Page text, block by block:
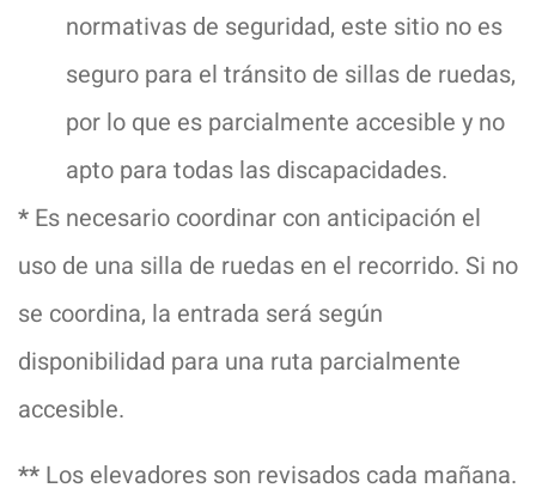
normativas de seguridad, este sitio no es
seguro para el tránsito de sillas de ruedas,
por lo que es parcialmente accesible y no
apto para todas las discapacidades.
* Es necesario coordinar con anticipación el
uso de una silla de ruedas en el recorrido. Si no
se coordina, la entrada será según
disponibilidad para una ruta parcialmente
accesible.
** Los elevadores son revisados cada mañana.